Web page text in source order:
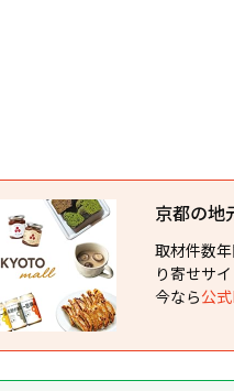
京都の地
取材件数
り寄せサイ
今なら公